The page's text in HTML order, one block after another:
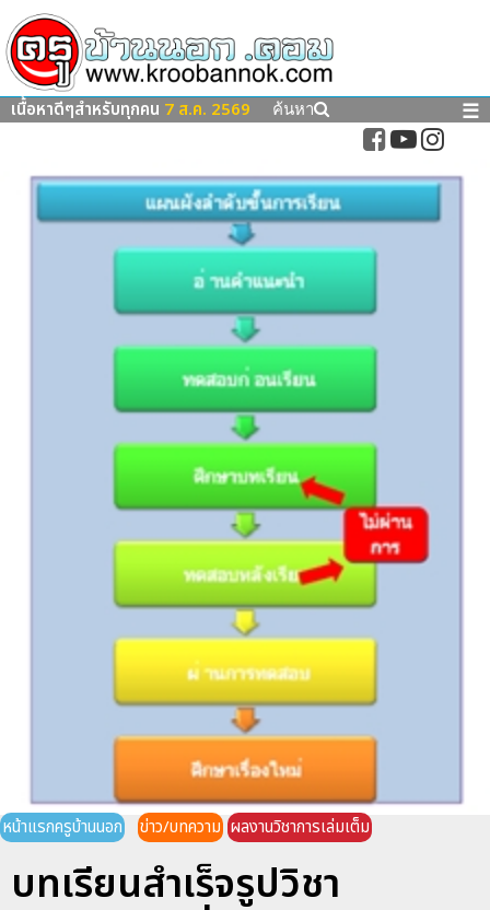
เนื้อหาดีๆสำหรับทุกคน 7 ส.ค. 2569 ค้นหา ☰
หน้าแรกครูบ้านนอก ข่าว/บทความ ผลงานวิชาการเล่มเต็ม
บทเรียนสำเร็จรูปวิชา